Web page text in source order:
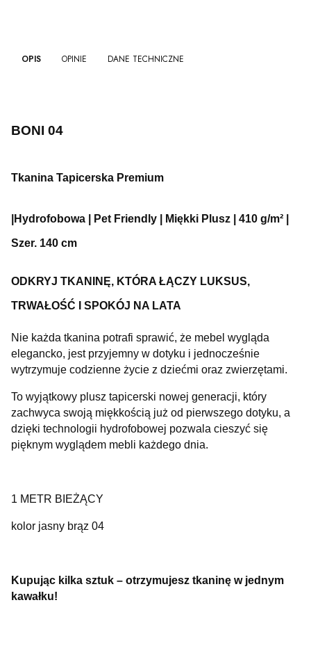
OPIS OPINIE DANE TECHNICZNE
BONI 04
Tkanina Tapicerska Premium
|Hydrofobowa | Pet Friendly | Miękki Plusz | 410 g/m² |
Szer. 140 cm
ODKRYJ TKANINĘ, KTÓRA ŁĄCZY LUKSUS,
TRWAŁOŚĆ I SPOKÓJ NA LATA
Nie każda tkanina potrafi sprawić, że mebel wygląda
elegancko, jest przyjemny w dotyku i jednocześnie
wytrzymuje codzienne życie z dziećmi oraz zwierzętami.
To wyjątkowy plusz tapicerski nowej generacji, który
zachwyca swoją miękkością już od pierwszego dotyku, a
dzięki technologii hydrofobowej pozwala cieszyć się
pięknym wyglądem mebli każdego dnia.
1 METR BIEŻĄCY
kolor jasny brąz 04
Kupując kilka sztuk – otrzymujesz tkaninę w jednym
kawałku!